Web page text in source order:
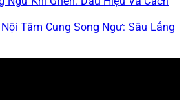
Tâm Cung Song Ngư: Sâu Lắng